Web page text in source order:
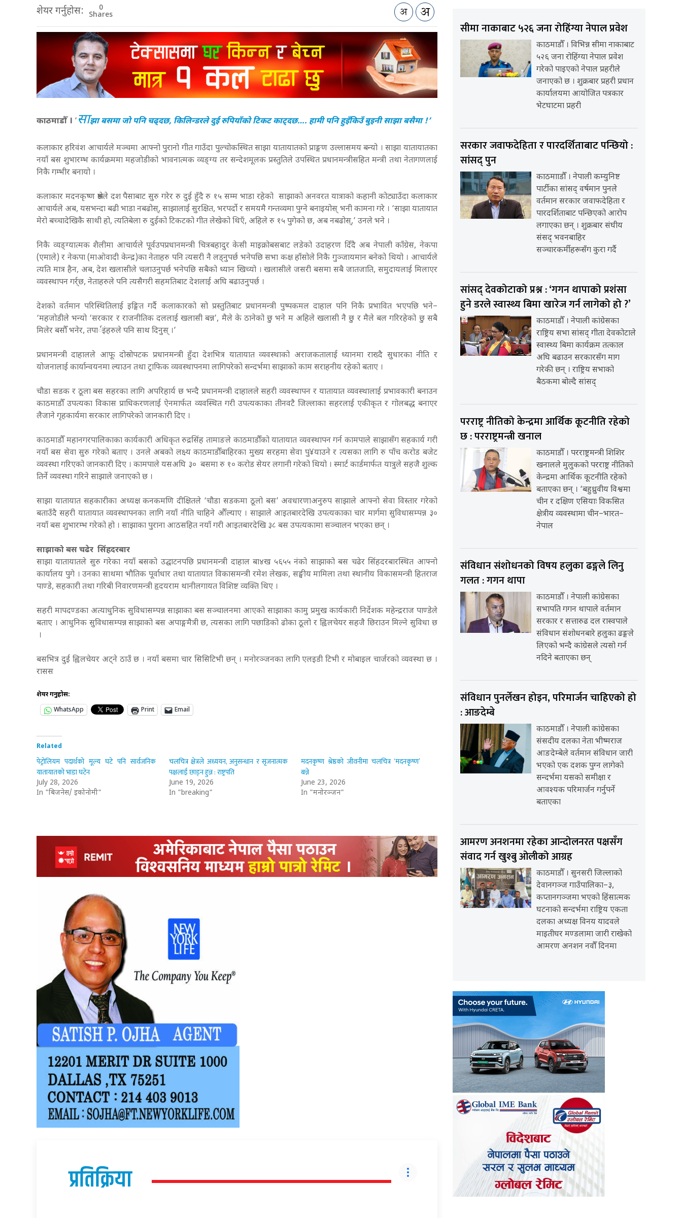
शेयर गर्नुहोस: 0
Shares
काठमाडौँ । ‘साझाबसमा जो पनि चढ्दछ, किलिन्डरले दुई रुपियाँको टिकट काट्दछ…. हामी पनि हुइँकिउँ बुइनी साझा बसैमा !’
कलाकार हरिवंश आचार्यले मञ्चमा आफ्नो पुरानो गीत गाउँदा पुल्चोकस्थित साझा यातायातको प्राङ्गण उल्लासमय बन्यो । साझा यातायातका
नयाँ बस शुभारम्भ कार्यक्रममा महजोडीको भावनात्मक व्यङ्ग्य तर सन्देशमूलक प्रस्तुतिले उपस्थित प्रधानमन्त्रीसहित मन्त्री तथा नेतागणलाई
निकै गम्भीर बनायो ।
कलाकार मदनकृष्ण श्रेष्ठले दश पैसाबाट सुरु गरेर रु दुई हुँदै रु १५ सम्म भाडा रहेको साझाको अनवरत यात्राको कहानी कोट्याउँदा कलाकार
आचार्यले अब, यसभन्दा बढी भाडा नबढोस्, साझालाई सुरक्षित, भरपर्दो र समयमै गन्तव्यमा पुग्ने बनाइयोस् भनी कामना गरे । ‘साझा यातायात
मेरो बच्चादेखिकै साथी हो, त्यतिबेला रु दुईको टिकटको गीत लेखेको थिएँ, अहिले रु १५ पुगेको छ, अब नबढोस्,’ उनले भने ।
निकै व्यङ्ग्यात्मक शैलीमा आचार्यले पूर्वउपप्रधानमन्त्री चित्रबहादुर केसी माइक्रोबसबाट लडेको उदाहरण दिँदै अब नेपाली काँग्रेस, नेकपा
(एमाले) र नेकपा (माओवादी केन्द्र)का नेताहरु पनि त्यसरी नै लड्नुपर्छ भनेपछि सभा कक्ष हाँसोले निकै गुञ्जायमान बनेको थियो । आचार्यले
त्यति मात्र हैन, अब, देश खलासीले चलाउनुपर्छ भनेपछि सबैको ध्यान खिच्यो । खलासीले जसरी बसमा सबै जातजाति, समुदायलाई मिलाएर
व्यवस्थापन गर्र्छ, नेताहरुले पनि त्यसैगरी सहमतिबाट देशलाई अघि बढाउनुपर्छ ।
देशको वर्तमान परिस्थितिलाई इङ्गित गर्दै कलाकारको सो प्रस्तुतिबाट प्रधानमन्त्री पुष्पकमल दाहाल पनि निकै प्रभावित भएपछि भने–
‘महजोडीले भन्यो ‘सरकार र राजनीतिक दललाई खलासी बन्न’, मैले के ठानेको छु भने म अहिले खलासी नै छु र मैले बल गरिरहेको छु सबै
मिलेर बसौँ भनेर, तपार्इंहरुले पनि साथ दिनुस् ।’
प्रधानमन्त्री दाहालले आफू दोस्रोपटक प्रधानमन्त्री हुँदा देशभित्र यातायात व्यवस्थाको अराजकतालाई ध्यानमा राख्दै सुधारका नीति र
योजनालाई कार्यान्वयनमा ल्याउन तथा ट्राफिक व्यवस्थापनमा लागिपरेको सन्दर्भमा साझाको काम सराहनीय रहेको बताए ।
चौडा सडक र ठूला बस सहरका लागि अपरिहार्य छ भन्दै प्रधानमन्त्री दाहालले सहरी व्यवस्थापन र यातायात व्यवस्थालाई प्रभावकारी बनाउन
काठमाडौँ उपत्यका विकास प्राधिकरणलाई ऐनमार्फत व्यवस्थित गरी उपत्यकाका तीनवटै जिल्लाका सहरलाई एकीकृत र गोलबद्ध बनाएर
लैजाने गृहकार्यमा सरकार लागिपरेको जानकारी दिए ।
काठमाडौँ महानगरपालिकाका कार्यकारी अधिकृत रुद्रसिंह तामाङले काठमाडौँको यातायात व्यवस्थापन गर्न कामपाले साझासँग सहकार्य गरी
नयाँ बस सेवा सुरु गरेको बताए । उनले अबको लक्ष्य काठमाडौँबाहिरका मुख्य सरहमा सेवा पु¥याउने र त्यसका लागि रु पाँच करोड बजेट
व्यवस्था गरिएको जानकारी दिए । कामपाले यसअघि ३० बसमा रु १० करोड सेयर लगानी गरेको थियो । स्मार्ट कार्डमार्फत यात्रुले सहजै शुल्क
तिर्ने व्यवस्था गरिने साझाले जनाएको छ ।
साझा यातायात सहकारीका अध्यक्ष कनकमणि दीक्षितले ‘चौडा सडकमा ठूलो बस’ अवधारणाअनुरुप साझाले आफ्नो सेवा विस्तार गरेको
बताउँदै सहरी यातायात व्यवस्थापनका लागि नयाँ नीति चाहिने औँल्याए । साझाले आइतबारदेखि उपत्यकाका चार मार्गमा सुविधासम्पन्न ३०
नयाँ बस शुभारम्भ गरेको हो । साझाका पुराना आठसहित नयाँ गरी आइतबारदेखि ३८ बस उपत्यकामा सञ्चालन भएका छन् ।
साझाको बस चढेर सिंहदरबार
साझा यातायातले सुरु गरेका नयाँ बसको उद्घाटनपछि प्रधानमन्त्री दाहाल बा४ख ५६५५ नंको साझाको बस चढेर सिंहदरबारस्थित आफ्नो
कार्यालय पुगे । उनका साथमा भौतिक पूर्वाधार तथा यातायात विकासमन्त्री रमेश लेखक, सङ्घीय मामिला तथा स्थानीय विकासमन्त्री हितराज
पाण्डे, सहकारी तथा गरिबी निवारणमन्त्री हृदयराम थानीलगायत विशिष्ट व्यक्ति थिए ।
सहरी मापदण्डका अत्याधुनिक सुविधासम्पन्न साझाका बस सञ्चालनमा आएको साझाका कामु प्रमुख कार्यकारी निर्देशक महेन्द्रराज पाण्डेले
बताए । आधुनिक सुविधासम्पन्न साझाको बस अपाङ्गमैत्री छ, त्यसका लागि पछाडिको ढोका ठूलो र ह्विलचेयर सहजै छिराउन मिल्ने सुविधा छ
।
बसभित्र दुई ह्विलचेयर अट्ने ठाउँ छ । नयाँ बसमा चार सिसिटिभी छन् । मनोरञ्जनका लागि एलइडी टिभी र मोबाइल चार्जरको व्यवस्था छ ।
रासस
शेयर गर्नुहोस:
WhatsApp
Print Email
Related
पेट्रोलियम पदार्थको मूल्य घटे पनि सार्वजनिक
यातायातको भाडा घटेन
July 28, 2026
In "बिजनेस/ इकोनोमी"
चलचित्र क्षेत्रले अध्ययन, अनुसन्धान र सृजनात्मक
पक्षलाई छाड्न हुन्न : राष्ट्रपति
June 19, 2026
In "breaking"
मदनकृष्ण श्रेष्ठको जीवनीमा चलचित्र ‘मदनकृष्ण’
बन्ने
June 23, 2026
In "मनोरञ्जन"
प्रतिक्रिया
सीमा नाकाबाट ५२६ जना रोहिंग्या नेपाल प्रवेश
काठमाडौँ । विभिन्न सीमा नाकाबाट
५२६ जना रोहिंग्या नेपाल प्रवेश
गरेको पाइएको नेपाल प्रहरीले
जनाएको छ । शुक्रबार प्रहरी प्रधान
कार्यालयमा आयोजित पत्रकार
भेटघाटमा प्रहरी
सरकार जवाफदेहिता र पारदर्शिताबाट पन्छियो :
सांसद् पुन
काठमााडौँ । नेपाली कम्युनिष्ट
पार्टीका सांसद् वर्षमान पुनले
वर्तमान सरकार जवाफदेहिता र
पारदर्शिताबाट पन्छिएको आरोप
लगाएका छन् । शुक्रबार संघीय
संसद् भवनबाहिर
सञ्चारकर्मीहरूसँग कुरा गर्दै
सांसद् देवकोटाको प्रश्न : ‘गगन थापाको प्रशंसा
हुने डरले स्वास्थ्य बिमा खारेज गर्न लागेको हो ?’
काठमाडौँ । नेपाली कांग्रेसका
राष्ट्रिय सभा सांसद् गीता देवकोटाले
स्वास्थ्य बिमा कार्यक्रम तत्काल
अघि बढाउन सरकारसँग माग
गरेकी छन् । राष्ट्रिय सभाको
बैठकमा बोल्दै सांसद्
परराष्ट्र नीतिको केन्द्रमा आर्थिक कूटनीति रहेको
छ : परराष्ट्रमन्त्री खनाल
काठमाडौँ । परराष्ट्रमन्त्री शिशिर
खनालले मुलुकको परराष्ट्र नीतिको
केन्द्रमा आर्थिक कूटनीति रहेको
बताएका छन् । ‘बहुध्रुवीय विश्वमा
चीन र दक्षिण एसियाः विकसित
क्षेत्रीय व्यवस्थामा चीन–भारत–
नेपाल
संविधान संशोधनको विषय हलुका ढङ्गले लिनु
गलत : गगन थापा
काठमाडौँ । नेपाली कांग्रेसका
सभापति गगन थापाले वर्तमान
सरकार र सत्तारुढ दल रास्वपाले
संविधान संशोधनबारे हलुका ढङ्गले
लिएको भन्दै कांग्रेसले त्यसो गर्न
नदिने बताएका छन्
संविधान पुनर्लेखन होइन, परिमार्जन चाहिएको हो
: आङदेम्बे
काठमाडौँ । नेपाली कांग्रेसका
संसदीय दलका नेता भीष्मराज
आङदेम्बेले वर्तमान संविधान जारी
भएको एक दशक पुग्न लागेको
सन्दर्भमा यसको समीक्षा र
आवश्यक परिमार्जन गर्नुपर्ने
बताएका
आमरण अनशनमा रहेका आन्दोलनरत पक्षसँग
संवाद गर्न खुश्बु ओलीको आग्रह
काठमाडौँ । सुनसरी जिल्लाको
देवानगञ्ज गाउँपालिका–३,
कप्तानगञ्जमा भएको हिंसात्मक
घटनाको सन्दर्भमा राष्ट्रिय एकता
दलका अध्यक्ष विनय यादवले
माइतीघर मण्डलामा जारी राखेको
आमरण अनशन नवौँ दिनमा